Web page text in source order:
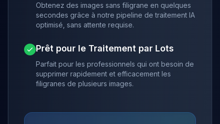
Obtenez des images sans filigrane en quelques
secondes grâce à notre pipeline de traitement IA
optimisé, sans attente requise.
Prêt pour le Traitement par Lots
Parfait pour les professionnels qui ont besoin de
supprimer rapidement et efficacement les
filigranes de plusieurs images.